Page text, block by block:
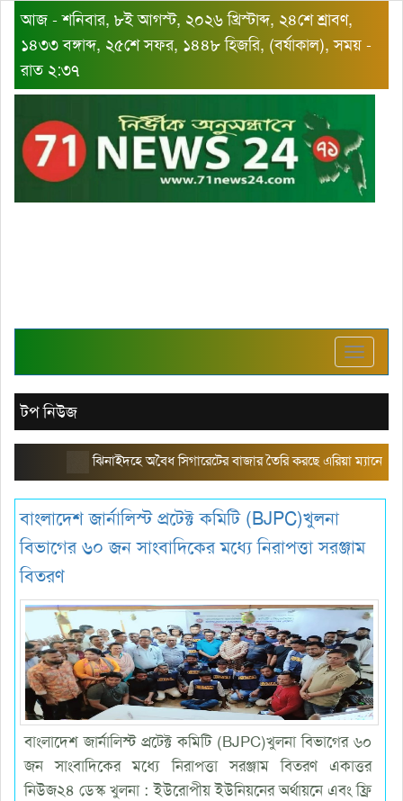
আজ - শনিবার, ৮ই আগস্ট, ২০২৬ খ্রিস্টাব্দ, ২৪শে শ্রাবণ,
১৪৩৩ বঙ্গাব্দ, ২৫শে সফর, ১৪৪৮ হিজরি, (বর্ষাকাল), সময় -
রাত ২:৩৭
Toggle
টপ নিউজ
ঝিনাইদহে অবৈধ সিগারেটের বাজার তৈরি করছে এরিয়া ম্যানেজার আলামিন
বাংলাদেশ জার্নালিস্ট প্রটেক্ট কমিটি (BJPC)খুলনা
বিভাগের ৬০ জন সাংবাদিকের মধ্যে নিরাপত্তা সরঞ্জাম
বিতরণ
বাংলাদেশ জার্নালিস্ট প্রটেক্ট কমিটি (BJPC)খুলনা বিভাগের ৬০
জন সাংবাদিকের মধ্যে নিরাপত্তা সরঞ্জাম বিতরণ একাত্তর
নিউজ২৪ ডেস্ক খুলনা : ইউরোপীয় ইউনিয়নের অর্থায়নে এবং ফ্রি